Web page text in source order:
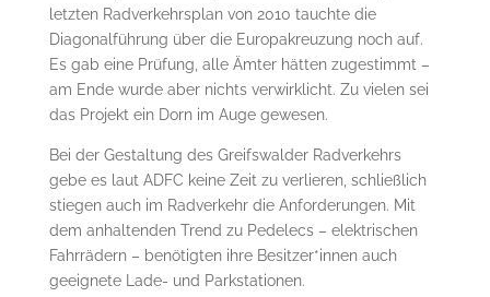
letzten Radverkehrsplan von 2010 tauchte die
Diagonalführung über die Europakreuzung noch auf.
Es gab eine Prüfung, alle Ämter hätten zugestimmt –
am Ende wurde aber nichts verwirklicht. Zu vielen sei
das Projekt ein Dorn im Auge gewesen.
Bei der Gestaltung des Greifswalder Radverkehrs
gebe es laut ADFC keine Zeit zu verlieren, schließlich
stiegen auch im Radverkehr die Anforderungen. Mit
dem anhaltenden Trend zu Pedelecs – elektrischen
Fahrrädern – benötigten ihre Besitzer*innen auch
geeignete Lade- und Parkstationen.